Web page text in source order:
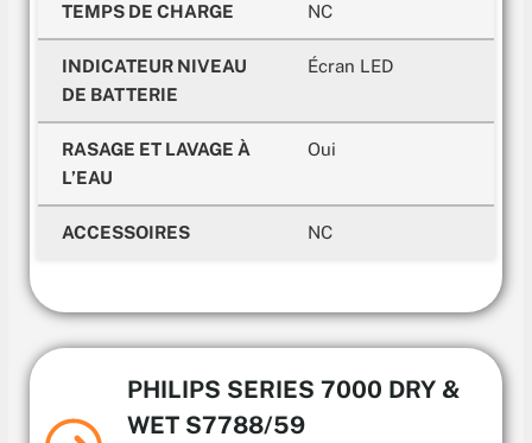
TEMPS DE CHARGE NC
INDICATEUR NIVEAU
DE BATTERIE
Écran LED
RASAGE ET LAVAGE À
L’EAU
Oui
ACCESSOIRES NC
PHILIPS SERIES 7000 DRY &
WET S7788/59